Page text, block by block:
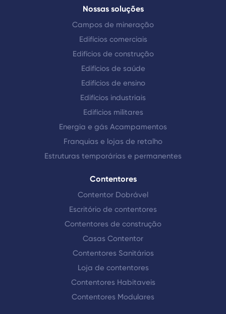
Nossas soluções
Campos de mineração
Edifícios comerciais
Edifícios de construção
Edifícios de saúde
Edifícios de ensino
Edifícios industriais
Edifícios militares
Energia e gás Acampamentos
Franquias e lojas de retalho
Estruturas temporárias e permanentes
Contentores
Contentor Dobrável
Escritório de contentores
Contentores de construção
Casas Contentor
Contentores Sanitários
Loja de contentores
Contentores Habitaveis
Contentores Modulares